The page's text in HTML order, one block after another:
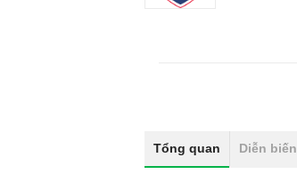
Tổng quan Diễn biến